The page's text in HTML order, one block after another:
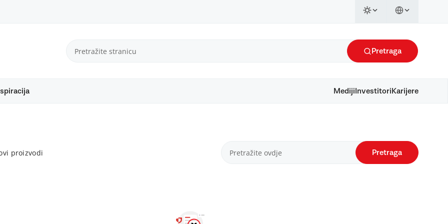
Pretraga
Mediji Investitori Karijere
proizvodi Pretraga